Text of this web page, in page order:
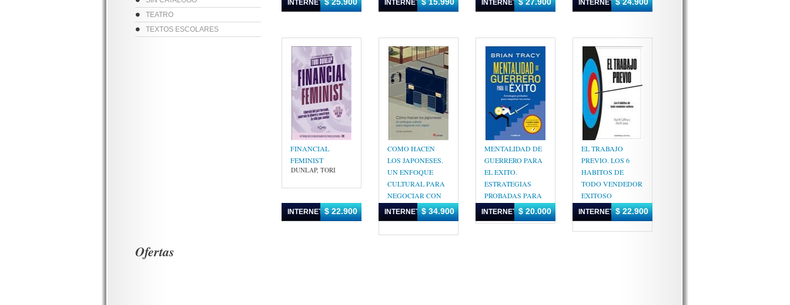
TEATRO
TEXTOS ESCOLARES
INTERNET INTERNET INTERNET INTERNET
FINANCIAL
FEMINIST
DUNLAP, TORI
INTERNET $ 22.900
COMO HACEN
LOS JAPONESES.
UN ENFOQUE
CULTURAL PARA
NEGOCIAR CON
JAPON
LANDERAS, JAVIER
INTERNET $ 34.900
MENTALIDAD DE
GUERRERO PARA
EL EXITO.
ESTRATEGIAS
PROBADAS PARA
TRACY, BRIAN
INTERNET $ 20.000
EL TRABAJO
PREVIO. LOS 6
HABITOS DE
TODO VENDEDOR
EXITOSO
CAFFREY, PAUL
M./JONES, PHIL M.
INTERNET $ 22.900
Ofertas